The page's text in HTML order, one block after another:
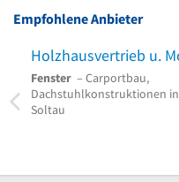
Empfohlene Anbieter
Fenster – Carportbau,
Dachstuhlkonstruktionen in
Soltau